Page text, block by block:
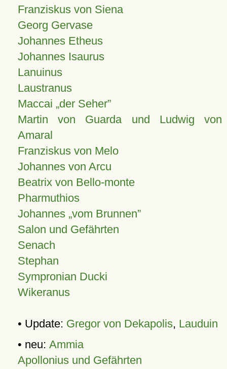
Franziskus von Siena
Georg Gervase
Johannes Etheus
Johannes Isaurus
Lanuinus
Laustranus
Maccai „der Seher”
Martin von Guarda und Ludwig von
Amaral
Franziskus von Melo
Johannes von Arcu
Beatrix von Bello-monte
Pharmuthios
Johannes vom Brunnen
Salon und Gefährten
Senach
Stephan
Sympronian Ducki
Wikeranus
• Update: Gregor von Dekapolis, Lauduin
• neu: Ammia
Apollonius und Gefährten